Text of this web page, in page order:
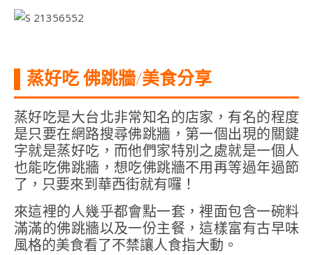
▌蒸好吃 佛跳牆/美食分享
蒸好吃是大台北非常知名的店家，有名的程度
是只要在網路搜尋佛跳牆，第一個出現的關鍵
字就是蒸好吃，而他們家特別之處就是一個人
也能吃佛跳牆，想吃佛跳牆不用再等過年過節
了，只要來到華西街就有囉！
來這裡的人幾乎都會點一套，裡面包含一碗料
滿滿的佛跳牆以及一份主餐，這樣富有古早味
風格的美食看了不禁讓人食指大動。